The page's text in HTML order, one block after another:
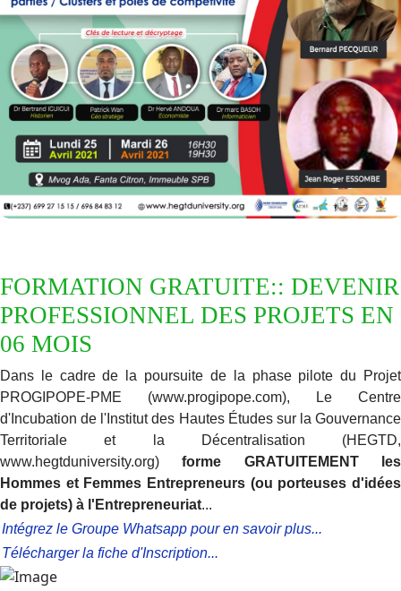
FORMATION GRATUITE:: DEVENIR
PROFESSIONNEL DES PROJETS EN
06 MOIS
Dans le cadre de la poursuite de la phase pilote du Projet
PROGIPOPE-PME (www.progipope.com), Le Centre
d'Incubation de l'Institut des Hautes Études sur la Gouvernance
Territoriale et la Décentralisation (HEGTD,
www.hegtduniversity.org)forme GRATUITEMENT les
Hommes et Femmes Entrepreneurs (ou porteuses d'idées
de projets) à l'Entrepreneuriat...
Intégrez le Groupe Whatsapp pour en savoir plus...
Télécharger la fiche d'Inscription...